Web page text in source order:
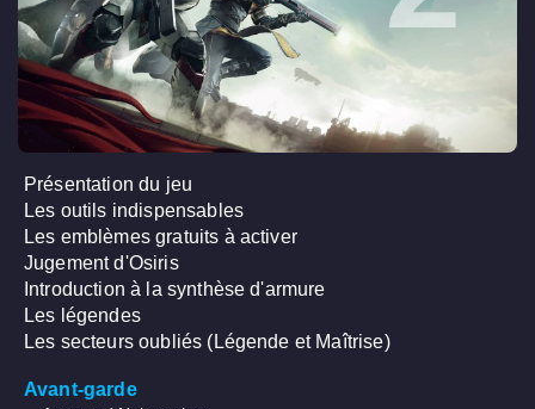
Présentation du jeu
Les outils indispensables
Les emblèmes gratuits à activer
Jugement d'Osiris
Introduction à la synthèse d'armure
Les légendes
Les secteurs oubliés (Légende et Maîtrise)
Avant-garde